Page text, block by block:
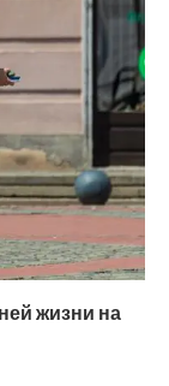
жизни на